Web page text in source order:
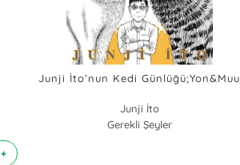
Junji İto’nun Kedi Günlüğü;Yon&Muu
Junji İto
Gerekli Şeyler